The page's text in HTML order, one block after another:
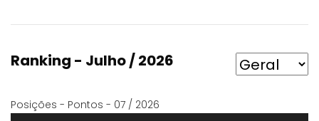
Ranking - Julho / 2026
Posições - Pontos - 07 / 2026